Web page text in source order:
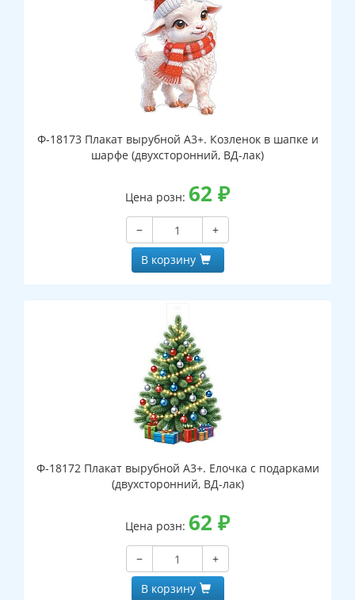
Ф-18173 Плакат вырубной А3+. Козленок в шапке и
шарфе (двухсторонний, ВД-лак)
Цена розн: 62 ₽
−
+
В корзину
Ф-18172 Плакат вырубной А3+. Елочка с подарками
(двухсторонний, ВД-лак)
Цена розн: 62 ₽
−
+
В корзину